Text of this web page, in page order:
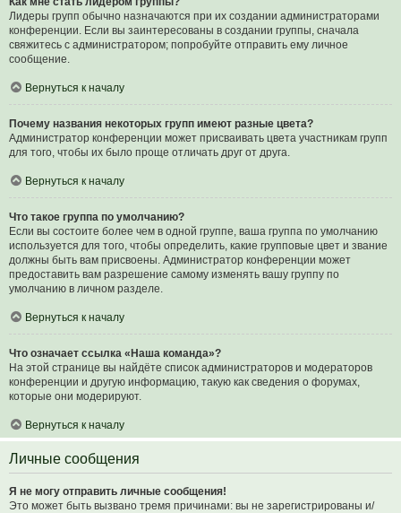
Лидеры групп обычно назначаются при их создании администраторами
конференции. Если вы заинтересованы в создании группы, сначала
свяжитесь с администратором; попробуйте отправить ему личное
сообщение.
Вернуться к началу
Почему названия некоторых групп имеют разные цвета?
Администратор конференции может присваивать цвета участникам групп
для того, чтобы их было проще отличать друг от друга.
Вернуться к началу
Что такое группа по умолчанию?
Если вы состоите более чем в одной группе, ваша группа по умолчанию
используется для того, чтобы определить, какие групповые цвет и звание
должны быть вам присвоены. Администратор конференции может
предоставить вам разрешение самому изменять вашу группу по
умолчанию в личном разделе.
Вернуться к началу
Что означает ссылка «Наша команда»?
На этой странице вы найдёте список администраторов и модераторов
конференции и другую информацию, такую как сведения о форумах,
которые они модерируют.
Вернуться к началу
Личные сообщения
Я не могу отправить личные сообщения!
Это может быть вызвано тремя причинами: вы не зарегистрированы и/